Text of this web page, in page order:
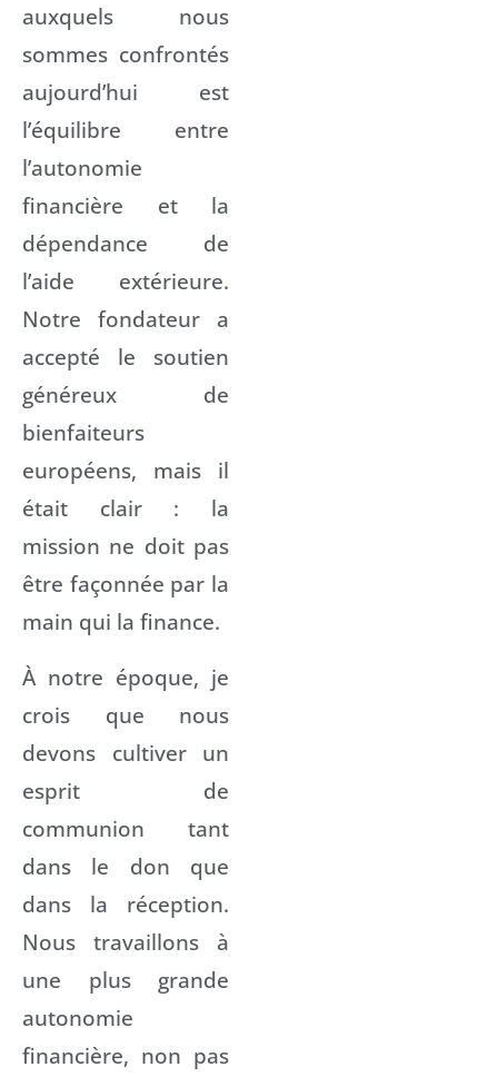
auxquels nous
sommes confrontés
aujourd’hui est
l’équilibre entre
l’autonomie
financière et la
dépendance de
l’aide extérieure.
Notre fondateur a
accepté le soutien
généreux de
bienfaiteurs
européens, mais il
était clair : la
mission ne doit pas
être façonnée par la
main qui la finance.
À notre époque, je
crois que nous
devons cultiver un
esprit de
communion tant
dans le don que
dans la réception.
Nous travaillons à
une plus grande
autonomie
financière, non pas